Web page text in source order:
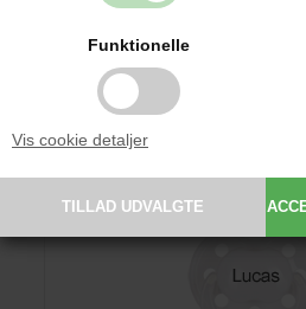
Funktionelle
Vis cookie detaljer